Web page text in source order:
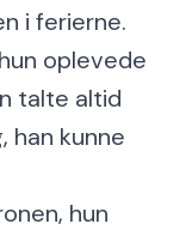
i ferierne.
oplevede
talte altid
han kunne
hun